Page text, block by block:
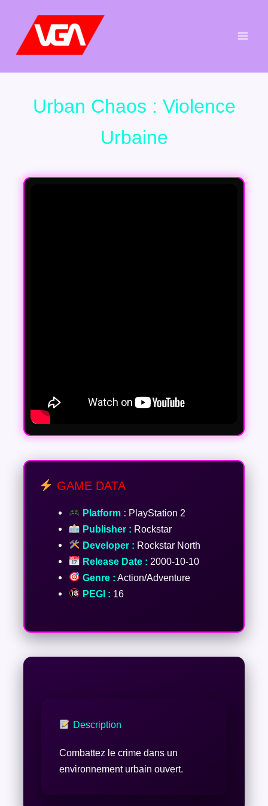
contenu
Urban Chaos : Violence
Urbaine
GAME DATA
Platform : PlayStation 2
Publisher : Rockstar
Developer : Rockstar North
Release Date : 2000-10-10
Genre : Action/Adventure
PEGI : 16
Description
Combattez le crime dans un
environnement urbain ouvert.